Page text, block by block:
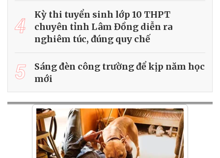
4
Kỳ thi tuyển sinh lớp 10 THPT
chuyên tỉnh Lâm Đồng diễn ra
nghiêm túc, đúng quy chế
5
Sáng đèn công trường để kịp năm học
mới